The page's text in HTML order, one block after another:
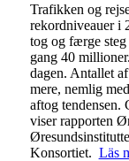
Trafikken og
rekordniveauer i
tog og færge
gang 40
dagen. Antallet
mere, nemlig
aftog tendensen.
viser rapporten
Konsortiet. Läs